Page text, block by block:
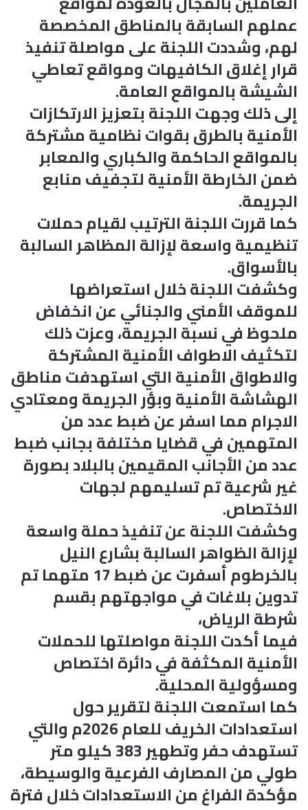
عملهم السابقة بالمناطق المخصصة
لهم، وشددت اللجنة على مواصلة تنفيذ
قرار إغلاق الكافيهات ومواقع تعاطي
الشيشة بالمواقع العامة.
إلى ذلك وجهت اللجنة بتعزيز الارتكازات
الأمنية بالطرق بقوات نظامية مشتركة
بالمواقع الحاكمة والكباري والمعابر
ضمن الخارطة الأمنية لتجفيف منابع
الجريمة.
كما قررت اللجنة الترتيب لقيام حملات
تنظيمية واسعة لإزالة المظاهر السالبة
بالأسواق.
وكشفت اللجنة خلال استعراضها
للموقف الأمني والجنائي عن انخفاض
ملحوظ في نسبة الجريمة، وعزت ذلك
لتكثيف الاطواف الأمنية المشتركة
والاطواق الأمنية التي استهدفت مناطق
الهشاشة الأمنية وبؤر الجريمة ومعتادي
الاجرام مما اسفر عن ضبط عدد من
المتهمين في قضايا مختلفة بجانب ضبط
عدد من الأجانب المقيمين بالبلاد بصورة
غير شرعية تم تسليمهم لجهات
الاختصاص.
وكشفت اللجنة عن تنفيذ حملة واسعة
لإزالة الظواهر السالبة بشارع النيل
بالخرطوم أسفرت عن ضبط 17 متهما تم
تدوين بلاغات في مواجهتهم بقسم
شرطة الرياض،
فيما أكدت اللجنة مواصلتها للحملات
الأمنية المكثفة في دائرة اختصاص
ومسؤولية المحلية.
كما استمعت اللجنة لتقرير حول
استعدادات الخريف للعام 2026م والتي
تستهدف حفر وتطهير 383 كيلو متر
طولي من المصارف الفرعية والوسيطة،
مؤكدة الفراغ من الاستعدادات خلال فترة